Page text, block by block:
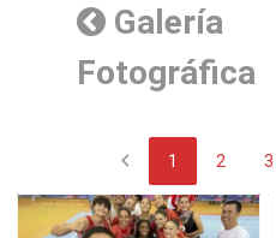
Galería
Fotográfica
chevron_left 1 2 3